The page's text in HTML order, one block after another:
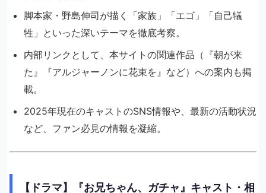
脚本家・野島伸司が描く「家族」「エゴ」「自己犠
牲」といった深いテーマを徹底考察。
内部リンクとして、本サイトの関連作品（『朝が来
た』『アルジャーノンに花束を』など）への案内も掲
載。
2025年現在のキャストのSNS情報や、最新の活動状況
など、ファン必見の情報を凝縮。
【ドラマ】『お兄ちゃん、ガチャ』キャスト・相